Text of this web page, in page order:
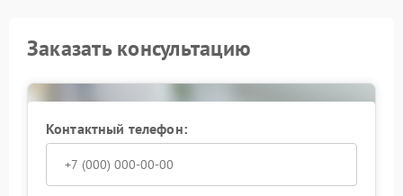
Заказать консультацию
Контактный телефон: